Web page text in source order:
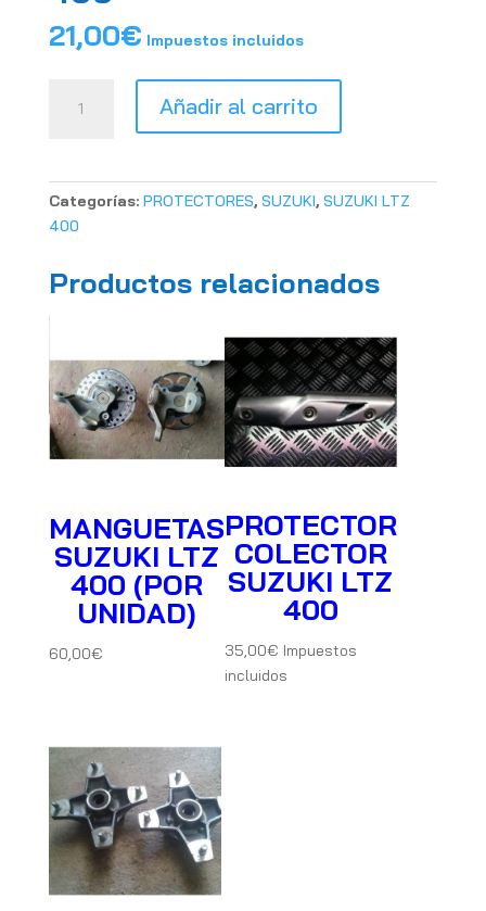
21,00€ Impuestos incluidos
RADIADOR
cantidad
Añadir al carrito
Categorías: PROTECTORES, SUZUKI, SUZUKI LTZ
400
Productos relacionados
MANGUETAS
SUZUKI LTZ
400 (POR
UNIDAD)
60,00€
PROTECTOR
COLECTOR
SUZUKI LTZ
400
35,00€ Impuestos
incluidos